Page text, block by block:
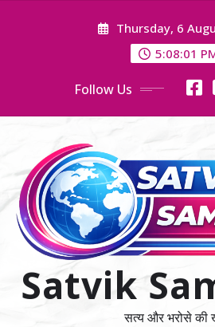
Thursday, 6
5:08:02
Follow Us
Satvik
सत्य और भरोसे की